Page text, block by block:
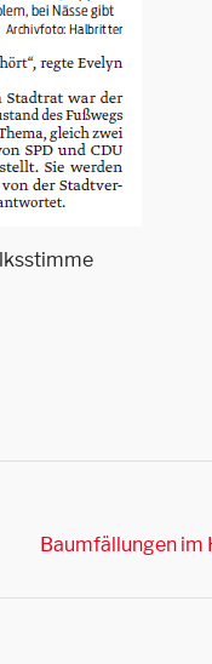
Baumfällungen im